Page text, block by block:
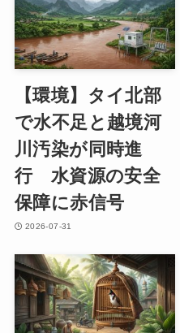
【環境】タイ北部
で水不足と越境河
川汚染が同時進
行 水資源の安全
保障に赤信号
2026-07-31